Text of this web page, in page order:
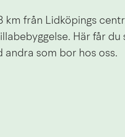
km från Lidköpings
Här får du
som bor hos oss.